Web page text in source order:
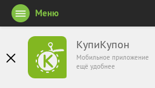
КупиКупон
Мобильное приложение
ещё удобнее
Меню